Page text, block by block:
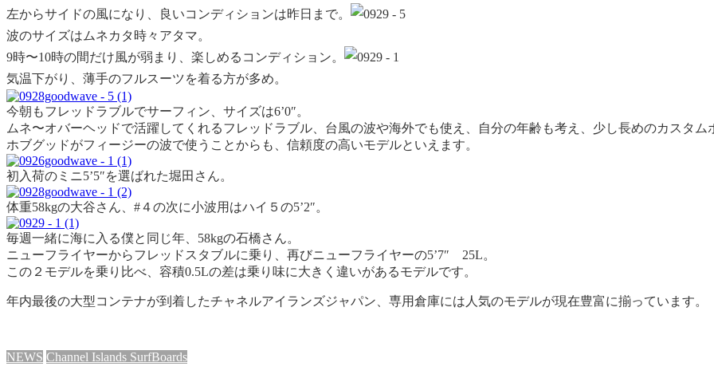
左からサイドの風になり、良いコンディションは昨日まで。
波のサイズはムネカタ時々アタマ。
9時〜10時の間だけ風が弱まり、楽しめるコンディション。
気温下がり、薄手のフルスーツを着る方が多め。
今朝もフレッドラブルでサーフィン、サイズは6’0″。
ムネ〜オバーヘッドで活躍してくれるフレッドラブル、台風の波や海外でも使え、自分の年齢も考え、少し長めのカスタム
ホブグッドがフィージーの波で使うことからも、信頼度の高いモデルといえます。
初入荷のミニ5’5″を選ばれた堀田さん。
体重58kgの大谷さん、#４の次に小波用はハイ５の5’2″。
毎週一緒に海に入る僕と同じ年、58kgの石橋さん。
ニューフライヤーからフレッドスタブルに乗り、再びニューフライヤーの5’7″ 25L。
この２モデルを乗り比べ、容積0.5Lの差は乗り味に大きく違いがあるモデルです。
年内最後の大型コンテナが到着したチャネルアイランズジャパン、専用倉庫には人気のモデルが現在豊富に揃っています。
NEWS Channel Islands SurfBoards